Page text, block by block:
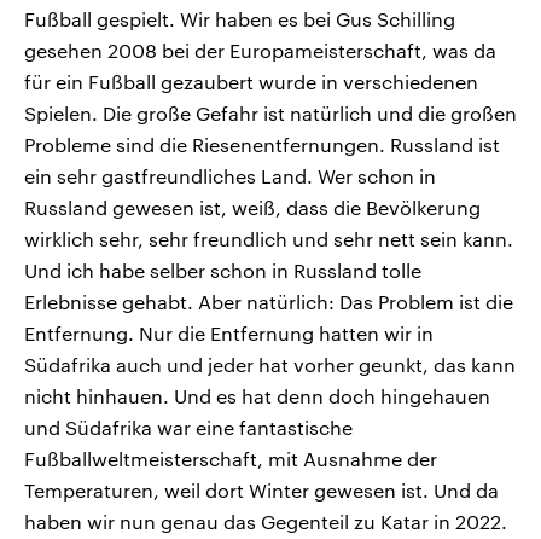
Fußball gespielt. Wir haben es bei Gus Schilling
gesehen 2008 bei der Europameisterschaft, was da
für ein Fußball gezaubert wurde in verschiedenen
Spielen. Die große Gefahr ist natürlich und die großen
Probleme sind die Riesenentfernungen. Russland ist
ein sehr gastfreundliches Land. Wer schon in
Russland gewesen ist, weiß, dass die Bevölkerung
wirklich sehr, sehr freundlich und sehr nett sein kann.
Und ich habe selber schon in Russland tolle
Erlebnisse gehabt. Aber natürlich: Das Problem ist die
Entfernung. Nur die Entfernung hatten wir in
Südafrika auch und jeder hat vorher geunkt, das kann
nicht hinhauen. Und es hat denn doch hingehauen
und Südafrika war eine fantastische
Fußballweltmeisterschaft, mit Ausnahme der
Temperaturen, weil dort Winter gewesen ist. Und da
haben wir nun genau das Gegenteil zu Katar in 2022.